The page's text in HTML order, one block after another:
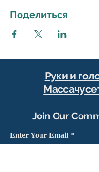
Поделиться
Руки и
Join Our
Enter Your Email